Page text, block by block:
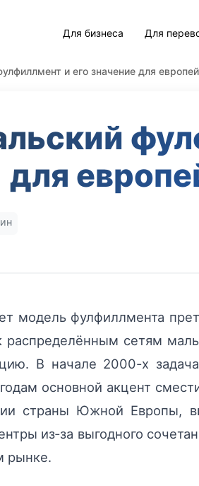
Для бизнеса Для
и его значение для
для
модель фулфиллмента
распределённым сетям
В начале 2000-х
основной акцент
страны Южной Европы,
из‑за выгодного
рынке.